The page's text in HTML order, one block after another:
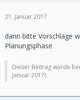
21. Januar 2017
dann bitte Vorschläge
Planungsphase
Dieser Beitrag wurde
Januar 2017)